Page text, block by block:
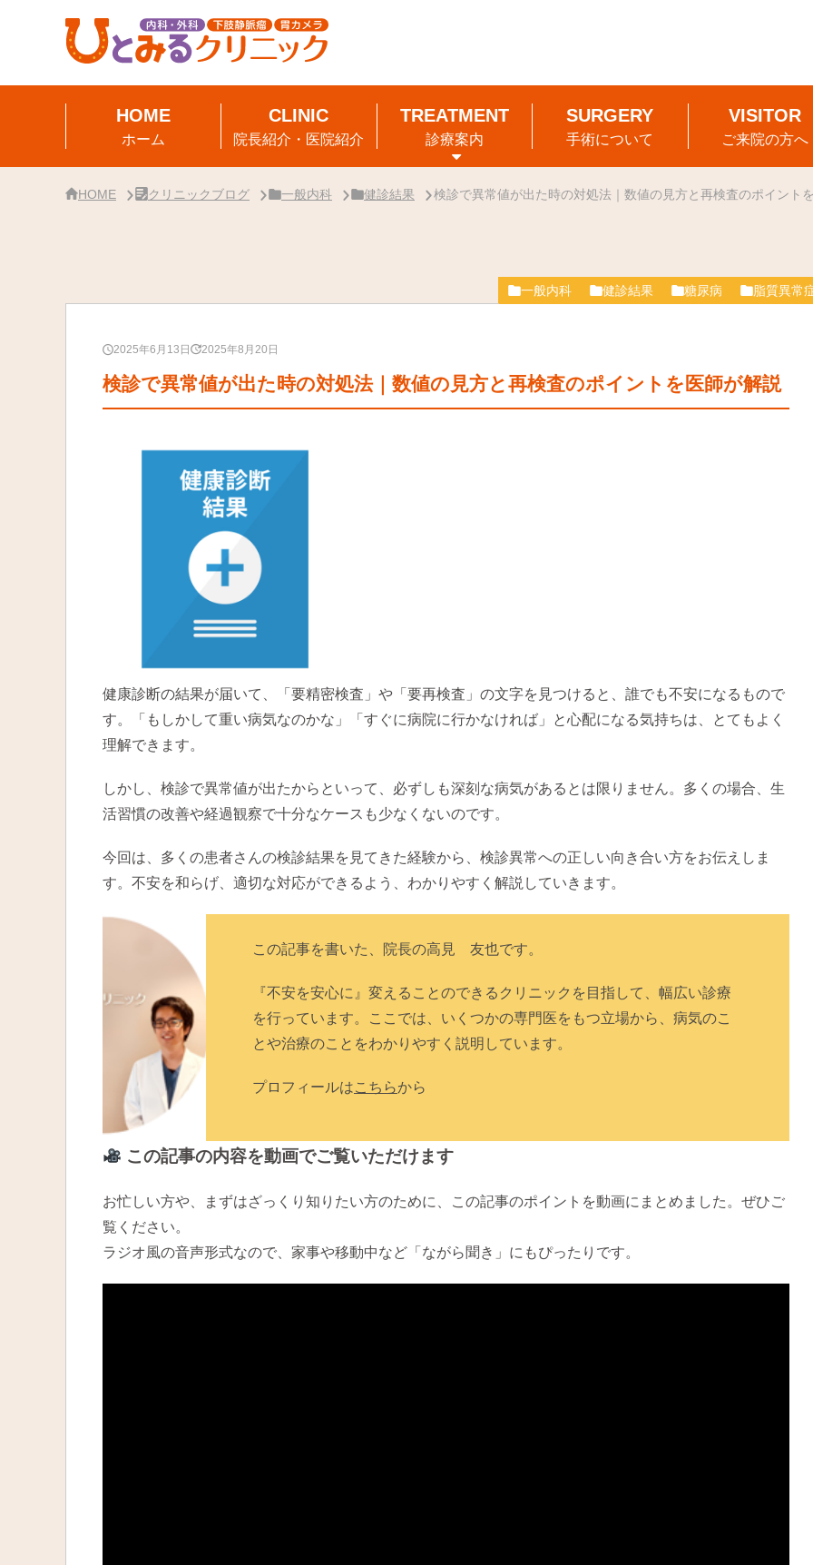
リ
ホーム 院長紹介・医院紹介 診療案内 手術について ご来院の方へ
HOME クリニックブログ 一般内科 健診結果 検診で異常値が出た時の対処法｜数値の見方と再検査のポイント
一般内科 健診結果 糖尿病 脂質異常
2025年6月13日 2025年8月20日
検診で異常値が出た時の対処法｜数値の見方と再検査のポイントを医師が解説
健康診断の結果が届いて、「要精密検査」や「要再検査」の文字を見つけると、誰でも不安になるもので
す。「もしかして重い病気なのかな」「すぐに病院に行かなければ」と心配になる気持ちは、とてもよく
理解できます。
しかし、検診で異常値が出たからといって、必ずしも深刻な病気があるとは限りません。多くの場合、生
活習慣の改善や経過観察で十分なケースも少なくないのです。
今回は、多くの患者さんの検診結果を見てきた経験から、検診異常への正しい向き合い方をお伝えしま
す。不安を和らげ、適切な対応ができるよう、わかりやすく解説していきます。
この記事を書いた、院長の高見 友也です。
『不安を安心に』変えることのできるクリニックを目指して、幅広い診療
を行っています。ここでは、いくつかの専門医をもつ立場から、病気のこ
とや治療のことをわかりやすく説明しています。
プロフィールはこちらから
この記事の内容を動画でご覧いただけます
お忙しい方や、まずはざっくり知りたい方のために、この記事のポイントを動画にまとめました。ぜひご
覧ください。
ラジオ風の音声形式なので、家事や移動中など「ながら聞き」にもぴったりです。